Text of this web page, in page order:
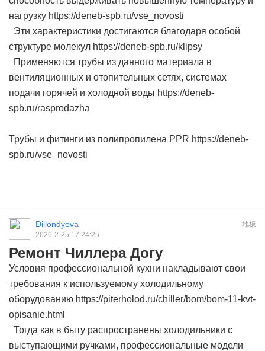
нагрузку https://deneb-spb.ru/vse_novosti
Эти характеристики достигаются благодаря особой
структуре молекул https://deneb-spb.ru/klipsy
Применяются трубы из данного материала в
вентиляционных и отопительных сетях, системах
подачи горячей и холодной воды https://deneb-
spb.ru/rasprodazha
Трубы и фитинги из полипропилена PPR https://deneb-
spb.ru/vse_novosti
地板
Dillondyeva
2026-2-25 17:24:25
Ремонт Чиллера Догу
Условия профессиональной кухни накладывают свои
требования к используемому холодильному
оборудованию https://piterholod.ru/chiller/bom/bom-11-kvt-
opisanie.html
Тогда как в быту распространены холодильники с
выступающими ручками, профессиональные модели